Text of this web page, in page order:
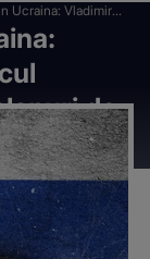
Ucraina: Vladimir
războiului.
a Imperiului rus
de